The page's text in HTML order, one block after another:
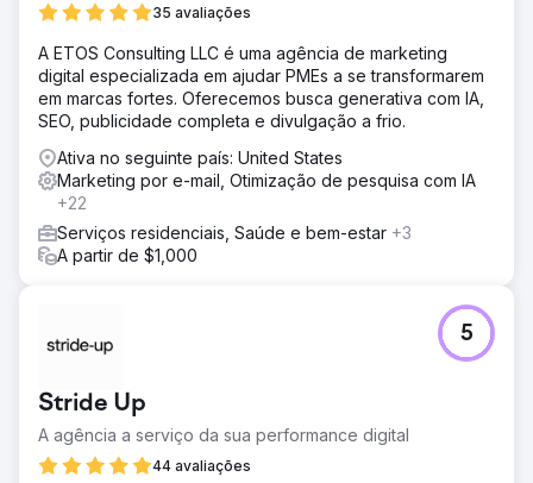
35 avaliações
A ETOS Consulting LLC é uma agência de marketing
digital especializada em ajudar PMEs a se transformarem
em marcas fortes. Oferecemos busca generativa com IA,
SEO, publicidade completa e divulgação a frio.
Ativa no seguinte país: United States
Marketing por e-mail, Otimização de pesquisa com IA
+22
Serviços residenciais, Saúde e bem-estar +3
A partir de $1,000
Stride Up
A agência a serviço da sua performance digital
44 avaliações
5